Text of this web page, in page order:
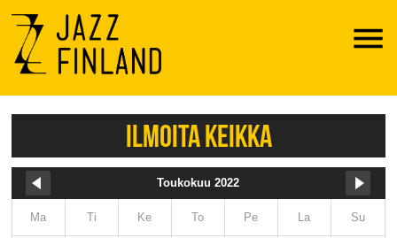
Menu
ILMOITA KEIKKA
Toukokuu 2022
Ma Ti Ke To Pe La Su